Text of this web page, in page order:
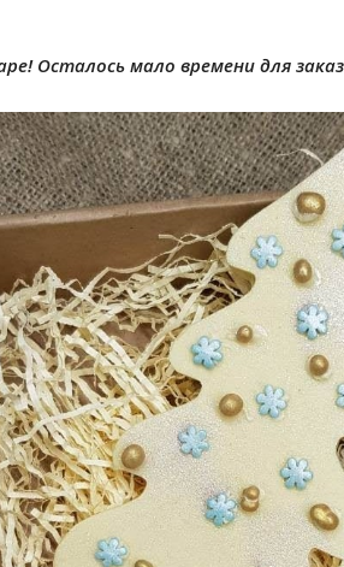
Осталось мало времени для